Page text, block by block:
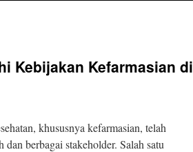
Kebijakan Kefarmasian di
khususnya kefarmasian, telah
berbagai stakeholder. Salah satu